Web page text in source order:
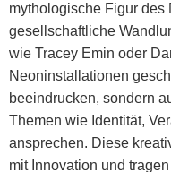
mythologische Figur des
gesellschaftliche
wie Tracey Emin oder
Neoninstallationen
beeindrucken, sondern
Themen wie Identität,
ansprechen. Diese
mit Innovation und